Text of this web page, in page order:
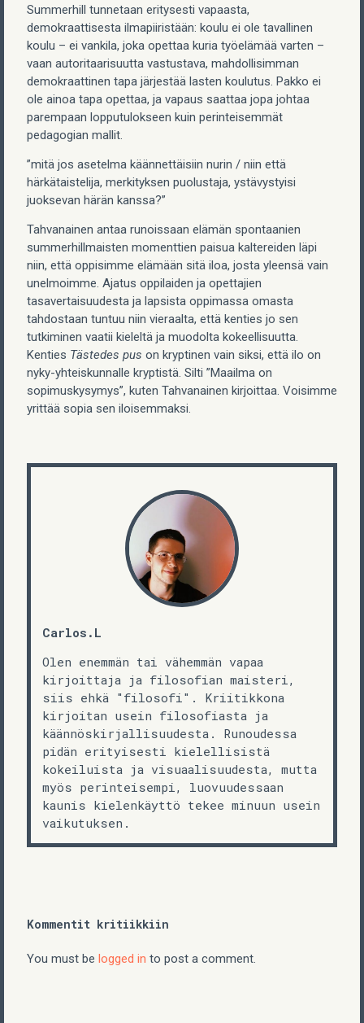
Summerhill tunnetaan eritysesti vapaasta,
demokraattisesta ilmapiiristään: koulu ei ole tavallinen
koulu – ei vankila, joka opettaa kuria työelämää varten –
vaan autoritaarisuutta vastustava, mahdollisimman
demokraattinen tapa järjestää lasten koulutus. Pakko ei
ole ainoa tapa opettaa, ja vapaus saattaa jopa johtaa
parempaan lopputulokseen kuin perinteisemmät
pedagogian mallit.
”mitä jos asetelma käännettäisiin nurin / niin että
härkätaistelija, merkityksen puolustaja, ystävystyisi
juoksevan härän kanssa?”
Tahvanainen antaa runoissaan elämän spontaanien
summerhillmaisten momenttien paisua kaltereiden läpi
niin, että oppisimme elämään sitä iloa, josta yleensä vain
unelmoimme. Ajatus oppilaiden ja opettajien
tasavertaisuudesta ja lapsista oppimassa omasta
tahdostaan tuntuu niin vieraalta, että kenties jo sen
tutkiminen vaatii kieleltä ja muodolta kokeellisuutta.
Kenties Tästedes pus on kryptinen vain siksi, että ilo on
nyky-yhteiskunnalle kryptistä. Silti ”Maailma on
sopimuskysymys”, kuten Tahvanainen kirjoittaa. Voisimme
yrittää sopia sen iloisemmaksi.
Carlos.L
Olen enemmän tai vähemmän vapaa
kirjoittaja ja filosofian maisteri,
siis ehkä "filosofi". Kriitikkona
kirjoitan usein filosofiasta ja
käännöskirjallisuudesta. Runoudessa
pidän erityisesti kielellisistä
kokeiluista ja visuaalisuudesta, mutta
myös perinteisempi, luovuudessaan
kaunis kielenkäyttö tekee minuun usein
vaikutuksen.
Kommentit kritiikkiin
You must be logged in to post a comment.